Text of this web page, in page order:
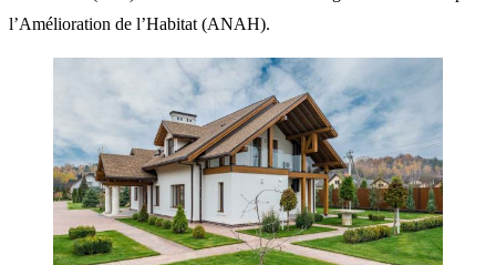
l’Amélioration de l’Habitat (ANAH).